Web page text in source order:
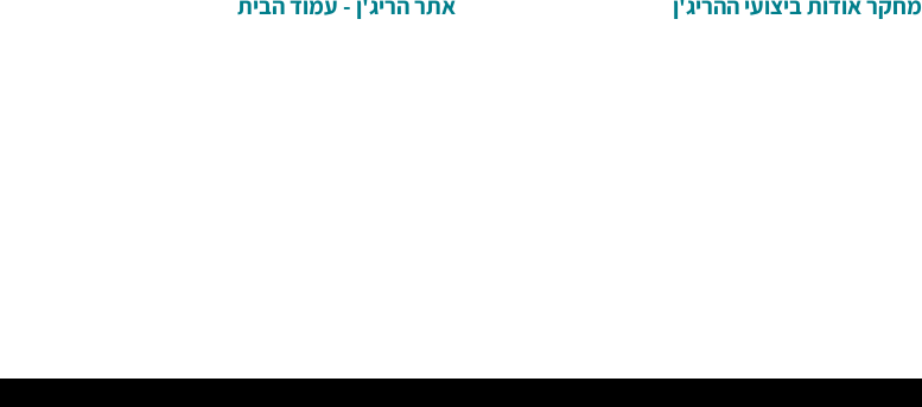
מחקר אודות ביצועי ההריג'ן אתר הריג'ן - עמוד הבית